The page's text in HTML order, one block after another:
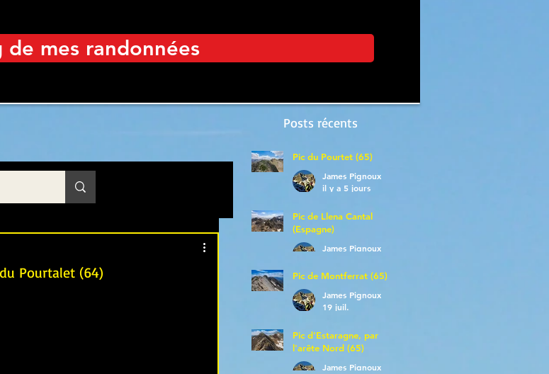
de mes randonnées
Posts récents
Pourtalet (64)
Pic du Pourtet (65)
James Pignoux
il y a 5 jours
Pic de Llena Cantal
(Espagne)
James Pignoux
Pic de Montferrat (65)
James Pignoux
19 juil.
Pic d'Estaragne, par
l'arête Nord (65)
James Pignoux